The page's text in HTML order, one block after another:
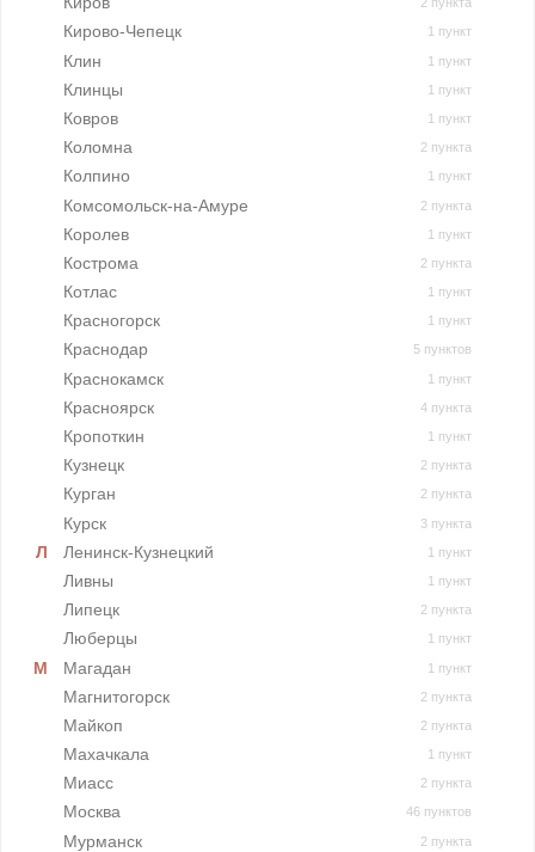
Кирово-Чепецк 1 пункт
Клин 1 пункт
Клинцы 1 пункт
Ковров 1 пункт
Коломна 2 пункта
Колпино 1 пункт
Комсомольск-на-Амуре 2 пункта
Королев 1 пункт
Кострома 2 пункта
Котлас 1 пункт
Красногорск 1 пункт
Краснодар 5 пунктов
Краснокамск 1 пункт
Красноярск 4 пункта
Кропоткин 1 пункт
Кузнецк 2 пункта
Курган 2 пункта
Курск 3 пункта
Ленинск-Кузнецкий 1 пункт
Ливны 1 пункт
Липецк 2 пункта
Люберцы 1 пункт
Магадан 1 пункт
Магнитогорск 2 пункта
Майкоп 2 пункта
Махачкала 1 пункт
Миасс 2 пункта
Москва 46 пунктов
Мурманск 2 пункта